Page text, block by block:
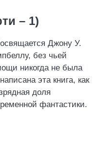
– 1)
Джону У.
без чьей
никогда не была
эта книга, как
доля
фантастики.